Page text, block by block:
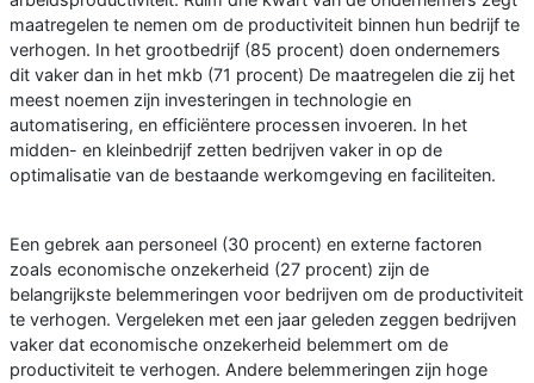
maatregelen te nemen om de productiviteit binnen hun bedrijf te
verhogen. In het grootbedrijf (85 procent) doen ondernemers
dit vaker dan in het mkb (71 procent) De maatregelen die zij het
meest noemen zijn investeringen in technologie en
automatisering, en efficiëntere processen invoeren. In het
midden- en kleinbedrijf zetten bedrijven vaker in op de
optimalisatie van de bestaande werkomgeving en faciliteiten.
Een gebrek aan personeel (30 procent) en externe factoren
zoals economische onzekerheid (27 procent) zijn de
belangrijkste belemmeringen voor bedrijven om de productiviteit
te verhogen. Vergeleken met een jaar geleden zeggen bedrijven
vaker dat economische onzekerheid belemmert om de
productiviteit te verhogen. Andere belemmeringen zijn hoge